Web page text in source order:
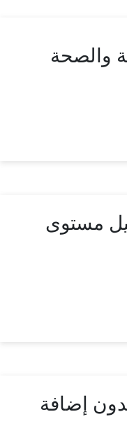
والصحة
مستوى
إضافة